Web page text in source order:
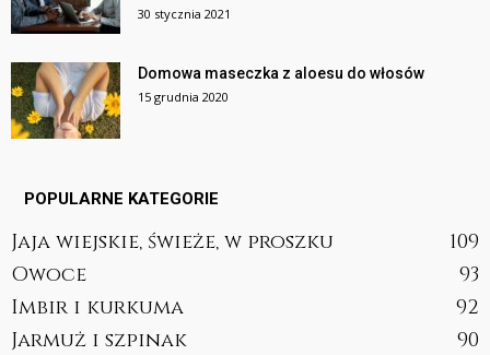
30 stycznia 2021
Domowa maseczka z aloesu do włosów
15 grudnia 2020
POPULARNE KATEGORIE
Jaja wiejskie, świeże, w proszku
109
Owoce
93
Imbir i kurkuma
92
Jarmuż i szpinak
90